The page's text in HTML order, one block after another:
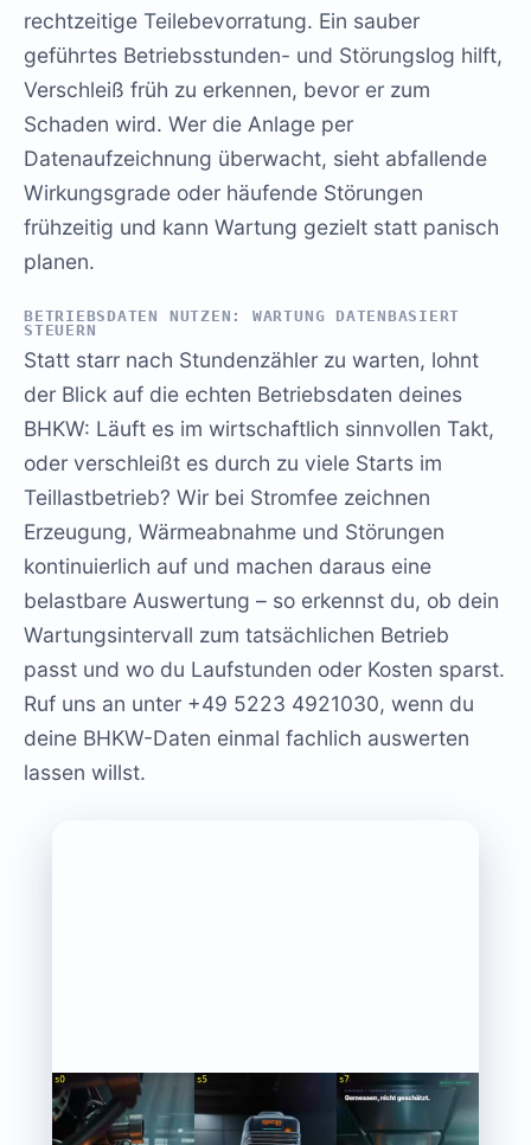
rechtzeitige Teilebevorratung. Ein sauber
geführtes Betriebsstunden- und Störungslog hilft,
Verschleiß früh zu erkennen, bevor er zum
Schaden wird. Wer die Anlage per
Datenaufzeichnung überwacht, sieht abfallende
Wirkungsgrade oder häufende Störungen
frühzeitig und kann Wartung gezielt statt panisch
planen.
BETRIEBSDATEN NUTZEN: WARTUNG DATENBASIERT
STEUERN
Statt starr nach Stundenzähler zu warten, lohnt
der Blick auf die echten Betriebsdaten deines
BHKW: Läuft es im wirtschaftlich sinnvollen Takt,
oder verschleißt es durch zu viele Starts im
Teillastbetrieb? Wir bei Stromfee zeichnen
Erzeugung, Wärmeabnahme und Störungen
kontinuierlich auf und machen daraus eine
belastbare Auswertung – so erkennst du, ob dein
Wartungsintervall zum tatsächlichen Betrieb
passt und wo du Laufstunden oder Kosten sparst.
Ruf uns an unter +49 5223 4921030, wenn du
deine BHKW-Daten einmal fachlich auswerten
lassen willst.